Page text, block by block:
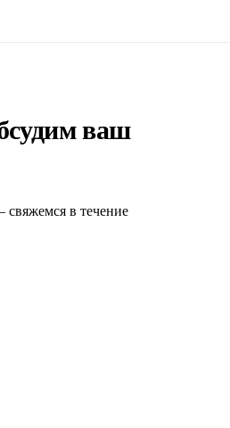
ваш
в течение